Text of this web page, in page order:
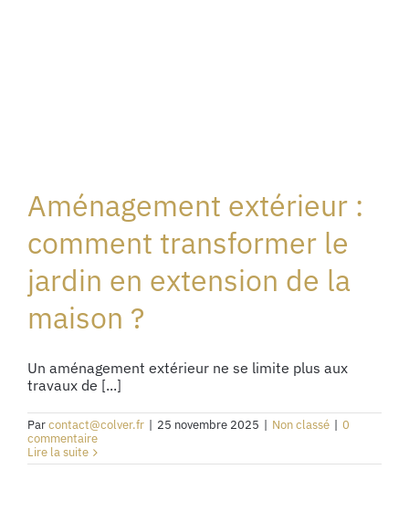
Aménagement extérieur :
comment transformer le
jardin en extension de la
maison ?
Un aménagement extérieur ne se limite plus aux
travaux de [...]
Parcontact@colver.fr | 25 novembre 2025 | Non classé | 0
commentaire
Lire la suite